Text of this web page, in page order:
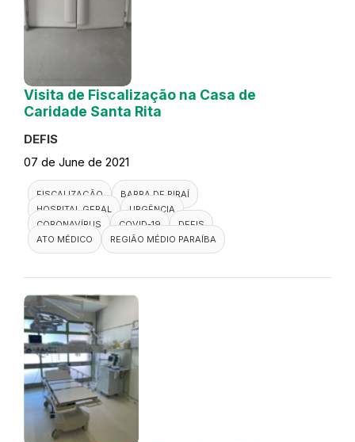
Visita de Fiscalização na Casa de
Caridade Santa Rita
DEFIS
07 de June de 2021
FISCALIZAÇÃO
BARRA DE PIRAÍ
HOSPITAL GERAL
URGÊNCIA
CORONAVÍRUS
COVID-19
DEFIS
ATO MÉDICO
REGIÃO MÉDIO PARAÍBA